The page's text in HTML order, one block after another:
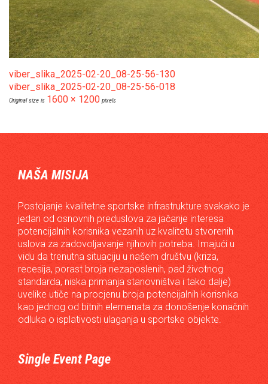
viber_slika_2025-02-20_08-25-56-130
viber_slika_2025-02-20_08-25-56-018
Original size is 1600 × 1200 pixels
NAŠA MISIJA
Postojanje kvalitetne sportske infrastrukture svakako je
jedan od osnovnih preduslova za jačanje interesa
potencijalnih korisnika vezanih uz kvalitetu stvorenih
uslova za zadovoljavanje njihovih potreba. Imajući u
vidu da trenutna situaciju u našem društvu (kriza,
recesija, porast broja nezaposlenih, pad životnog
standarda, niska primanja stanovništva i tako dalje)
uvelike utiče na procjenu broja potencijalnih korisnika
kao jednog od bitnih elemenata za donošenje konačnih
odluka o isplativosti ulaganja u sportske objekte.
Single Event Page